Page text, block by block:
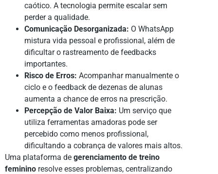
caótico. A tecnologia permite escalar sem
perder a qualidade.
Comunicação Desorganizada: O WhatsApp
mistura vida pessoal e profissional, além de
dificultar o rastreamento de feedbacks
importantes.
Risco de Erros: Acompanhar manualmente o
ciclo e o feedback de dezenas de alunas
aumenta a chance de erros na prescrição.
Percepção de Valor Baixa: Um serviço que
utiliza ferramentas amadoras pode ser
percebido como menos profissional,
dificultando a cobrança de valores mais altos.
Uma plataforma de gerenciamento de treino
feminino resolve esses problemas, centralizando